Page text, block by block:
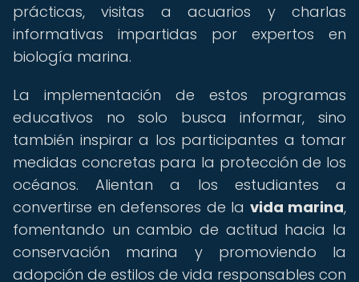
prácticas, visitas a acuarios y charlas
informativas impartidas por expertos en
biología marina.
La implementación de estos programas
educativos no solo busca informar, sino
también inspirar a los participantes a tomar
medidas concretas para la protección de los
océanos. Alientan a los estudiantes a
convertirse en defensores de la vida marina,
fomentando un cambio de actitud hacia la
conservación marina y promoviendo la
adopción de estilos de vida responsables con